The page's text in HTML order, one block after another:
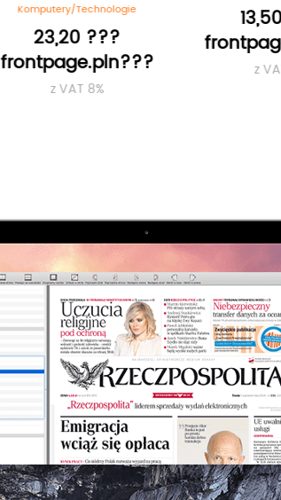
13,50 ???
frontpage.pln???
z VAT 8%